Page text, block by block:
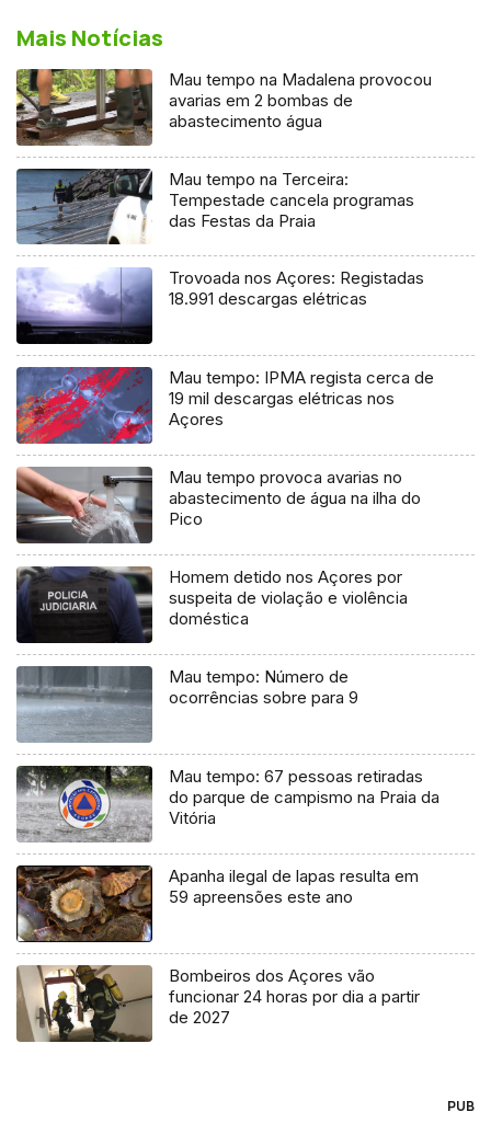
Mais Notícias
Mau tempo na Madalena provocou
avarias em 2 bombas de
abastecimento água
Mau tempo na Terceira:
Tempestade cancela programas
das Festas da Praia
Trovoada nos Açores: Registadas
18.991 descargas elétricas
Mau tempo: IPMA regista cerca de
19 mil descargas elétricas nos
Açores
Mau tempo provoca avarias no
abastecimento de água na ilha do
Pico
Homem detido nos Açores por
suspeita de violação e violência
doméstica
Mau tempo: Número de
ocorrências sobre para 9
Mau tempo: 67 pessoas retiradas
do parque de campismo na Praia da
Vitória
Apanha ilegal de lapas resulta em
59 apreensões este ano
Bombeiros dos Açores vão
funcionar 24 horas por dia a partir
de 2027
PUB